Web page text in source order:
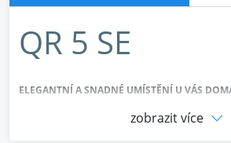
QR 5 SE
ELEGANTNÍ A SNADNÉ UMÍSTĚNÍ U VÁS
Konstrukčním cílem řady QR SE
zobrazit více